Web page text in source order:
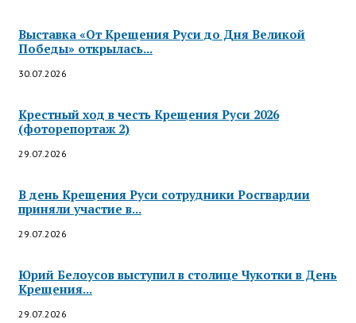
Выставка «От Крещения Руси до Дня Великой
Победы» открылась...
30.07.2026
Крестный ход в честь Крещения Руси 2026
(фоторепортаж 2)
29.07.2026
В день Крещения Руси сотрудники Росгвардии
приняли участие в...
29.07.2026
Юрий Белоусов выступил в столице Чукотки в День
Крещения...
29.07.2026